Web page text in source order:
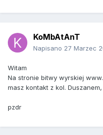
KoMbAtAnT
Napisano 27 Marzec
Witam
Na stronie bitwy wyrskiej
masz kontakt z kol.
pzdr